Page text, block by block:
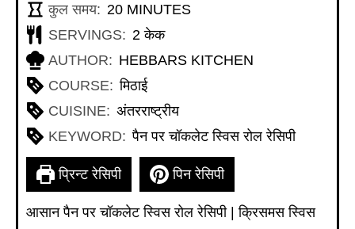
कुल समय: 20MINUTES
MINUTES
SERVINGS: 2 केक
AUTHOR: HEBBARS KITCHEN
COURSE: मिठाई
CUISINE: अंतरराष्ट्रीय
KEYWORD: पैन पर चॉकलेट स्विस रोल रेसिपी
प्रिन्ट रेसिपी पिन रेसिपी
आसान पैन पर चॉकलेट स्विस रोल रेसिपी | क्रिसमस स्विस